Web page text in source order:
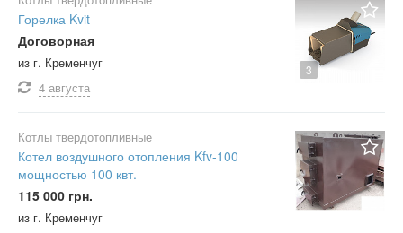
3
Горелка Kvit
Договорная
из г. Кременчуг
4 августа
Котлы твердотопливные
Котел воздушного отопления Kfv-100
мощностью 100 квт.
115 000 грн.
из г. Кременчуг